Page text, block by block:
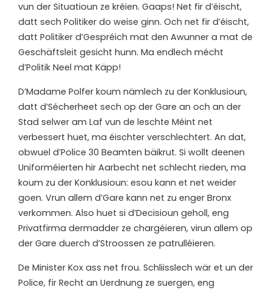
vun der Situatioun ze kréien. Gaaps! Net fir d’éischt,
datt sech Politiker do weise ginn. Och net fir d’éischt,
datt Politiker d’Gespréich mat den Awunner a mat de
Geschäftsleit gesicht hunn. Ma endlech mécht
d’Politik Neel mat Käpp!
D’Madame Polfer koum nämlech zu der Konklusioun,
datt d’Sécherheet sech op der Gare an och an der
Stad selwer am Laf vun de leschte Méint net
verbessert huet, ma éischter verschlechtert. An dat,
obwuel d’Police 30 Beamten bäikrut. Si wollt deenen
Uniforméierten hir Aarbecht net schlecht rieden, ma
koum zu der Konklusioun: esou kann et net weider
goen. Vrun allem d’Gare kann net zu enger Bronx
verkommen. Also huet si d’Decisioun geholl, eng
Privatfirma dermadder ze chargéieren, virun allem op
der Gare duerch d’Stroossen ze patrulléieren.
De Minister Kox ass net frou. Schliisslech wär et un der
Police, fir Recht an Uerdnung ze suergen, eng